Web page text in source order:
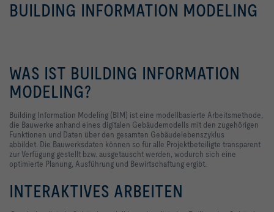
BUILDING INFORMATION MODELING
WAS IST BUILDING INFORMATION
MODELING?
Building Information Modeling (BIM) ist eine modellbasierte Arbeitsmethode,
die Bauwerke anhand eines digitalen Gebäudemodells mit den zugehörigen
Funktionen und Daten über den gesamten Gebäudelebenszyklus
abbildet. Die Bauwerksdaten können so für alle Projektbeteiligte transparent
zur Verfügung gestellt bzw. ausgetauscht werden, wodurch sich eine
optimierte Planung, Ausführung und Bewirtschaftung ergibt.
INTERAKTIVES ARBEITEN